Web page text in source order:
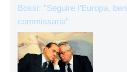
Bossi: "Seguire l'Europa,
commissaria"